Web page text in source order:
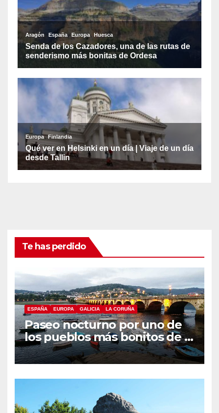
Te has perdido
ESPAÑA EUROPA GALICIA LA CORUÑA
Paseo nocturno por uno de
los pueblos más bonitos de A
Coruña, Puentedeume